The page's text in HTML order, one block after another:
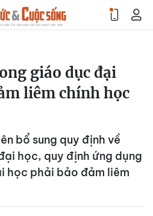
giáo dục đại
liêm chính học
bổ sung quy định về
học, quy định ứng dụng
học phải bảo đảm liêm